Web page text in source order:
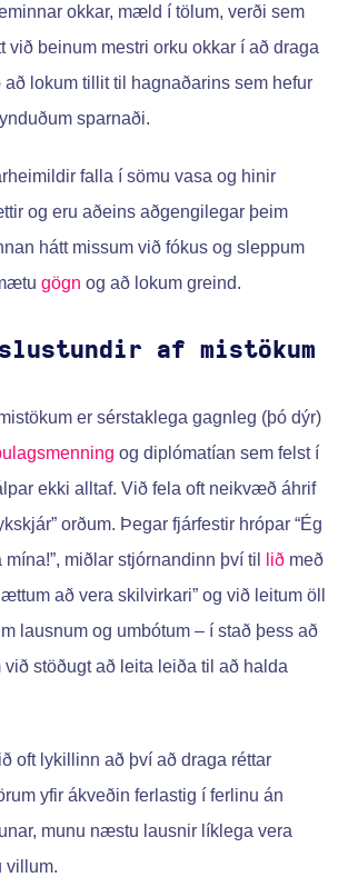
okkar, mæld í tölum, verði sem
við beinum mestri orku okkar í að draga
að lokum tillit til hagnaðarins sem hefur
sparnaði.
falla í sömu vasa og hinir
og eru aðeins aðgengilegar þeim
hátt missum við fókus og sleppum
gögn og að lokum greind.
af mistökum
er sérstaklega gagnleg (þó dýr)
og diplómatían sem felst í
ekki alltaf. Við fela oft neikvæð áhrif
orðum. Þegar fjárfestir hrópar “Ég
miðlar stjórnandinn því til
lið með
að vera skilvirkari” og við leitum öll
lausnum og umbótum – í stað þess að
við stöðugt að leita leiða til að halda
oft lykillinn að því að draga réttar
yfir ákveðin ferlastig í ferlinu án
munu næstu lausnir líklega vera
villum.